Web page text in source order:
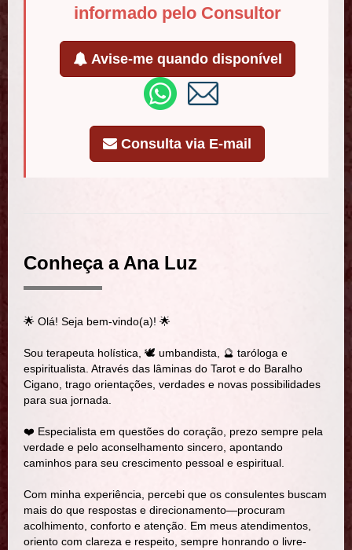
informado pelo Consultor
Avise-me quando disponível
Consulta via E-mail
Conheça a Ana Luz
🌟 Olá! Seja bem-vindo(a)! 🌟
Sou terapeuta holística, 🕊️ umbandista, 🔮 taróloga e
espiritualista. Através das lâminas do Tarot e do Baralho
Cigano, trago orientações, verdades e novas possibilidades
para sua jornada.
❤️ Especialista em questões do coração, prezo sempre pela
verdade e pelo aconselhamento sincero, apontando
caminhos para seu crescimento pessoal e espiritual.
Com minha experiência, percebi que os consulentes buscam
mais do que respostas e direcionamento—procuram
acolhimento, conforto e atenção. Em meus atendimentos,
oriento com clareza e respeito, sempre honrando o livre-